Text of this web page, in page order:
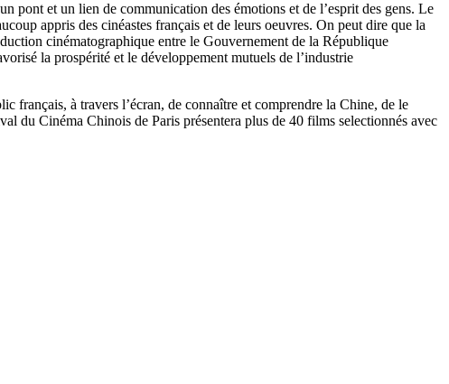
pont et un lien de communication des émotions et de l’esprit des gens. Le
appris des cinéastes français et de leurs oeuvres. On peut dire que la
cinématographique entre le Gouvernement de la République
la prospérité et le développement mutuels de l’industrie
français, à travers l’écran, de connaître et comprendre la Chine, de le
du Cinéma Chinois de Paris présentera plus de 40 films selectionnés avec